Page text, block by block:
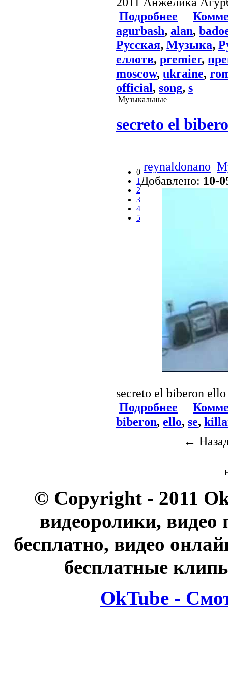
Подробнее
agurbash, alan,
Русская, Музыка,
еллотв, premier,
moscow, ukraine,
official, song, s
Музыкальные
secreto el
0
1
2
3
4
5
reynaldonano
Добавлено: 10-
secreto el biberon
Подробнее
biberon, ello, se,
←
© Copyright - 2011
видеоролики, видео
бесплатно, видео
бесплатные
OkTube -